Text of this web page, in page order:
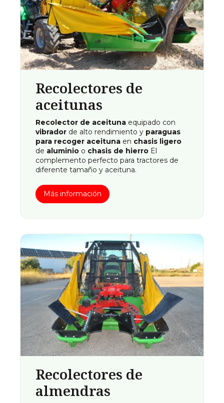
Recolectores de
aceitunas
Recolector de aceituna equipado con
vibrador de alto rendimiento y paraguas
para recoger aceituna en chasis ligero
de aluminio o chasis de hierro El
complemento perfecto para tractores de
diferente tamaño y aceituna.
Más información
Recolectores de
almendras